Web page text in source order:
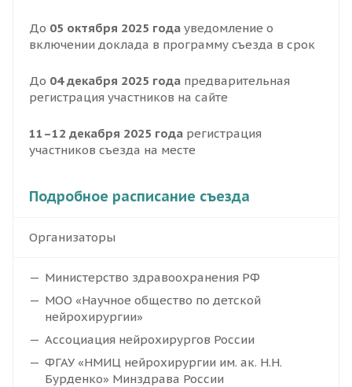
До 05 октября 2025 года уведомление о
включении доклада в программу съезда в срок
До 04 декабря 2025 года предварительная
регистрация участников на сайте
11–12 декабря 2025 года регистрация
участников съезда на месте
Подробное расписание съезда
Организаторы
Министерство здравоохранения РФ
МОО «Научное общество по детской
нейрохирургии»
Ассоциация нейрохирургов России
ФГАУ «НМИЦ нейрохирургии им. ак. Н.Н.
Бурденко» Минздрава России